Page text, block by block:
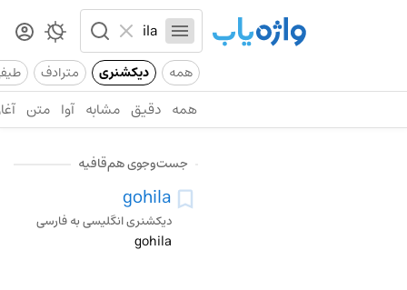
همه دیکشنری مترادف
همه دقیق مشابه آوا متن
جست‌وجوی هم‌قافیه
gohila
دیکشنری انگلیسی به فارسی
gohila